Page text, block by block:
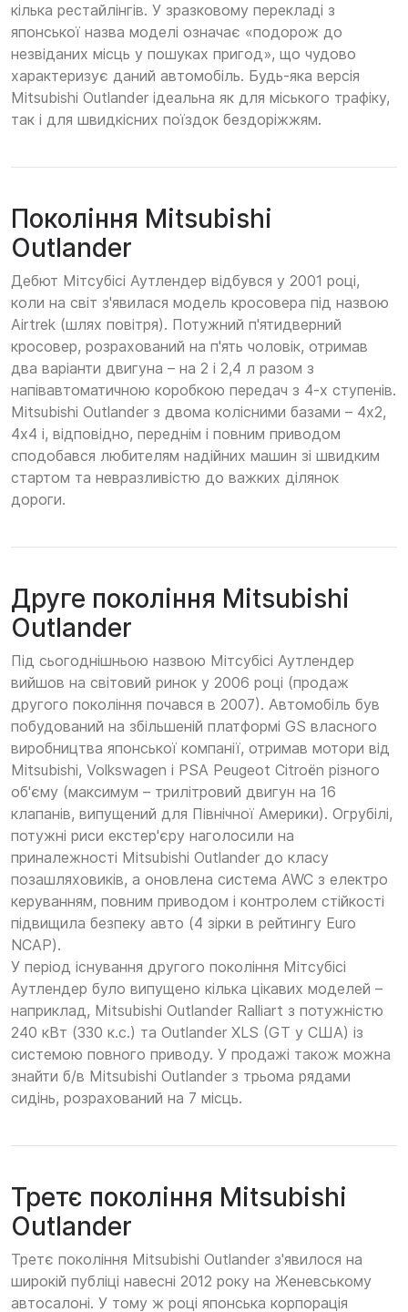
кілька рестайлінгів. У зразковому перекладі з
японської назва моделі означає «подорож до
незвіданих місць у пошуках пригод», що чудово
характеризує даний автомобіль. Будь-яка версія
Mitsubishi Outlander ідеальна як для міського трафіку,
так і для швидкісних поїздок бездоріжжям.
Покоління Mitsubishi
Outlander
Дебют Мітсубісі Аутлендер відбувся у 2001 році,
коли на світ з'явилася модель кросовера під назвою
Airtrek (шлях повітря). Потужний п'ятидверний
кросовер, розрахований на п'ять чоловік, отримав
два варіанти двигуна – на 2 і 2,4 л разом з
напівавтоматичною коробкою передач з 4-х ступенів.
Mitsubishi Outlander з двома колісними базами – 4х2,
4х4 і, відповідно, переднім і повним приводом
сподобався любителям надійних машин зі швидким
стартом та невразливістю до важких ділянок
дороги.
Друге покоління Mitsubishi
Outlander
Під сьогоднішньою назвою Мітсубісі Аутлендер
вийшов на світовий ринок у 2006 році (продаж
другого покоління почався в 2007). Автомобіль був
побудований на збільшеній платформі GS власного
виробництва японської компанії, отримав мотори від
Mitsubishi, Volkswagen і PSA Peugeot Citroën різного
об'єму (максимум – трилітровий двигун на 16
клапанів, випущений для Північної Америки). Огрубілі,
потужні риси екстер'єру наголосили на
приналежності Mitsubishi Outlander до класу
позашляховиків, а оновлена система AWC з електро
керуванням, повним приводом і контролем стійкості
підвищила безпеку авто (4 зірки в рейтингу Euro
NCAP).
У період існування другого покоління Мітсубісі
Аутлендер було випущено кілька цікавих моделей –
наприклад, Mitsubishi Outlander Ralliart з потужністю
240 кВт (330 к.с.) та Outlander XLS (GT у США) із
системою повного приводу. У продажі також можна
знайти б/в Mitsubishi Outlander з трьома рядами
сидінь, розрахований на 7 місць.
Третє покоління Mitsubishi
Outlander
Третє покоління Mitsubishi Outlander з'явилося на
широкій публіці навесні 2012 року на Женевському
автосалоні. У тому ж році японська корпорація